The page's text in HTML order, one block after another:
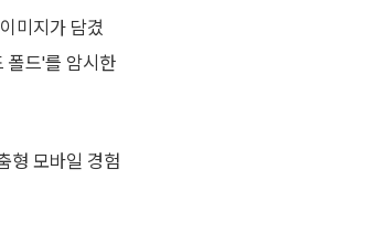
미지가 담겼
폴드'를 암시한
형 모바일 경험